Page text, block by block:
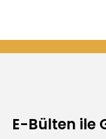
E-Bülten ile